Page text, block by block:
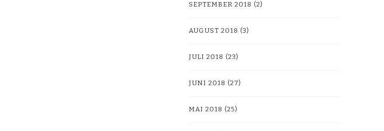
SEPTEMBER 2018 (2)
AUGUST 2018 (3)
JULI 2018 (23)
JUNI 2018 (27)
MAI 2018 (25)